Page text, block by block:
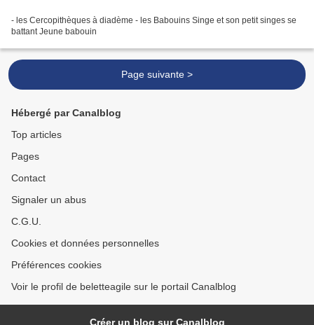
- les Cercopithèques à diadème - les Babouins Singe et son petit singes se
battant Jeune babouin
Page suivante >
Hébergé par Canalblog
Top articles
Pages
Contact
Signaler un abus
C.G.U.
Cookies et données personnelles
Préférences cookies
Voir le profil de beletteagile sur le portail Canalblog
Créer un blog sur Canalblog